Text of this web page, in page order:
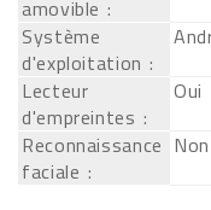
amovible :
Système
d'exploitation :
Lecteur
d'empreintes :
Oui
Reconnaissance
faciale :
Non